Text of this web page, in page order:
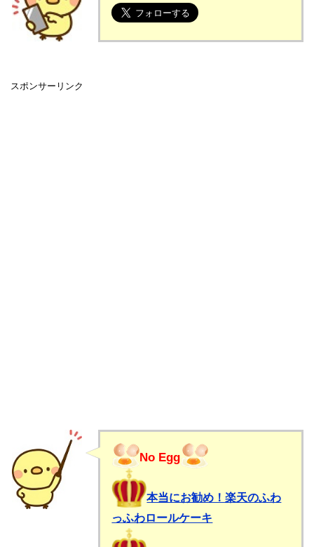
スポンサーリンク
No Egg
本当にお勧め！楽天のふわ
っふわロールケーキ